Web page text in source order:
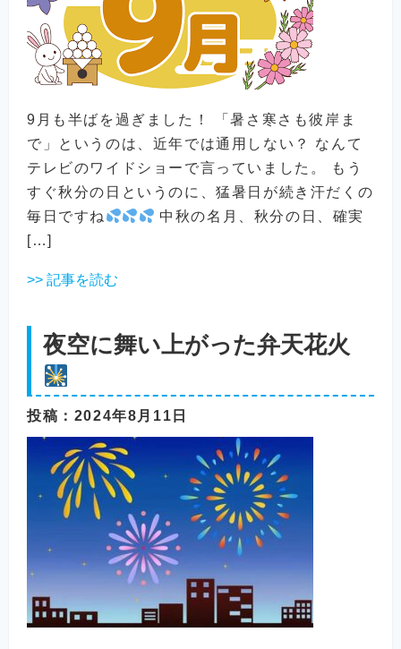
9月も半ばを過ぎました！ 「暑さ寒さも彼岸ま
で」というのは、近年では通用しない？ なんて
テレビのワイドショーで言っていました。 もう
すぐ秋分の日というのに、猛暑日が続き汗だくの
毎日ですね
中秋の名月、秋分の日、確実
[…]
>> 記事を読む
夜空に舞い上がった弁天花火
投稿 ：2024年8月11日